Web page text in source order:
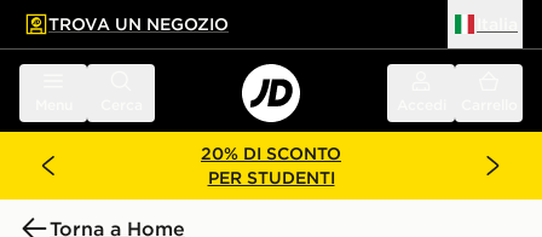
principale
a fondo pagina
TROVA UN NEGOZIO
20% DI SCONTO
PER STUDENTI
Torna a Home